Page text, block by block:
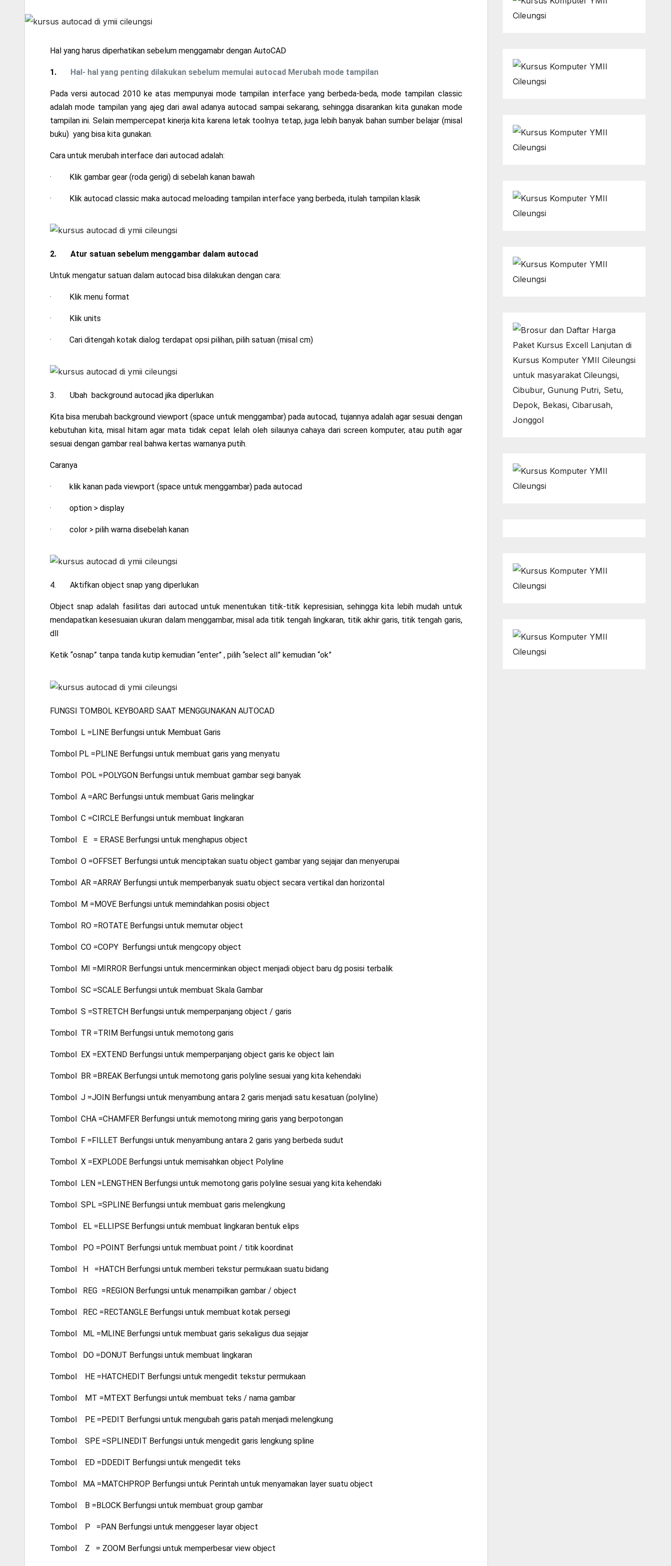
Hal yang harus diperhatikan sebelum menggamabr dengan AutoCAD
1. Hal- hal yang penting dilakukan sebelum memulai autocad Merubah mode tampilan
Pada versi autocad 2010 ke atas mempunyai mode tampilan interface yang berbeda-beda, mode tampilan classic
adalah mode tampilan yang ajeg dari awal adanya autocad sampai sekarang, sehingga disarankan kita gunakan mode
tampilan ini. Selain mempercepat kinerja kita karena letak toolnya tetap, juga lebih banyak bahan sumber belajar (misal
buku) yang bisa kita gunakan.
Cara untuk merubah interface dari autocad adalah:
· Klik gambar gear (roda gerigi) di sebelah kanan bawah
· Klik autocad classic maka autocad meloading tampilan interface yang berbeda, itulah tampilan klasik
2. Atur satuan sebelum menggambar dalam autocad
Untuk mengatur satuan dalam autocad bisa dilakukan dengan cara:
· Klik menu format
· Klik units
· Cari ditengah kotak dialog terdapat opsi pilihan, pilih satuan (misal cm)
3. Ubah background autocad jika diperlukan
Kita bisa merubah background viewport (space untuk menggambar) pada autocad, tujannya adalah agar sesuai dengan
kebutuhan kita, misal hitam agar mata tidak cepat lelah oleh silaunya cahaya dari screen komputer, atau putih agar
sesuai dengan gambar real bahwa kertas warnanya putih.
Caranya
· klik kanan pada viewport (space untuk menggambar) pada autocad
· option > display
· color > pilih warna disebelah kanan
4. Aktifkan object snap yang diperlukan
Object snap adalah fasilitas dari autocad untuk menentukan titik-titik kepresisian, sehingga kita lebih mudah untuk
mendapatkan kesesuaian ukuran dalam menggambar, misal ada titik tengah lingkaran, titik akhir garis, titik tengah garis,
dll
Ketik “osnap” tanpa tanda kutip kemudian “enter” , pilih “select all” kemudian “ok”
FUNGSI TOMBOL KEYBOARD SAAT MENGGUNAKAN AUTOCAD
Tombol L =LINE Berfungsi untuk Membuat Garis
Tombol PL =PLINE Berfungsi untuk membuat garis yang menyatu
Tombol POL =POLYGON Berfungsi untuk membuat gambar segi banyak
Tombol A =ARC Berfungsi untuk membuat Garis melingkar
Tombol C =CIRCLE Berfungsi untuk membuat lingkaran
Tombol E = ERASE Berfungsi untuk menghapus object
Tombol O =OFFSET Berfungsi untuk menciptakan suatu object gambar yang sejajar dan menyerupai
Tombol AR =ARRAY Berfungsi untuk memperbanyak suatu object secara vertikal dan horizontal
Tombol M =MOVE Berfungsi untuk memindahkan posisi object
Tombol RO =ROTATE Berfungsi untuk memutar object
Tombol CO =COPY Berfungsi untuk mengcopy object
Tombol MI =MIRROR Berfungsi untuk mencerminkan object menjadi object baru dg posisi terbalik
Tombol SC =SCALE Berfungsi untuk membuat Skala Gambar
Tombol S =STRETCH Berfungsi untuk memperpanjang object / garis
Tombol TR =TRIM Berfungsi untuk memotong garis
Tombol EX =EXTEND Berfungsi untuk memperpanjang object garis ke object lain
Tombol BR =BREAK Berfungsi untuk memotong garis polyline sesuai yang kita kehendaki
Tombol J =JOIN Berfungsi untuk menyambung antara 2 garis menjadi satu kesatuan (polyline)
Tombol CHA =CHAMFER Berfungsi untuk memotong miring garis yang berpotongan
Tombol F =FILLET Berfungsi untuk menyambung antara 2 garis yang berbeda sudut
Tombol X =EXPLODE Berfungsi untuk memisahkan object Polyline
Tombol LEN =LENGTHEN Berfungsi untuk memotong garis polyline sesuai yang kita kehendaki
Tombol SPL =SPLINE Berfungsi untuk membuat garis melengkung
Tombol EL =ELLIPSE Berfungsi untuk membuat lingkaran bentuk elips
Tombol PO =POINT Berfungsi untuk membuat point / titik koordinat
Tombol H =HATCH Berfungsi untuk memberi tekstur permukaan suatu bidang
Tombol REG =REGION Berfungsi untuk menampilkan gambar / object
Tombol REC =RECTANGLE Berfungsi untuk membuat kotak persegi
Tombol ML =MLINE Berfungsi untuk membuat garis sekaligus dua sejajar
Tombol DO =DONUT Berfungsi untuk membuat lingkaran
Tombol HE =HATCHEDIT Berfungsi untuk mengedit tekstur permukaan
Tombol MT =MTEXT Berfungsi untuk membuat teks / nama gambar
Tombol PE =PEDIT Berfungsi untuk mengubah garis patah menjadi melengkung
Tombol SPE =SPLINEDIT Berfungsi untuk mengedit garis lengkung spline
Tombol ED =DDEDIT Berfungsi untuk mengedit teks
Tombol MA =MATCHPROP Berfungsi untuk Perintah untuk menyamakan layer suatu object
Tombol B =BLOCK Berfungsi untuk membuat group gambar
Tombol P =PAN Berfungsi untuk menggeser layar object
Tombol Z = ZOOM Berfungsi untuk memperbesar view object